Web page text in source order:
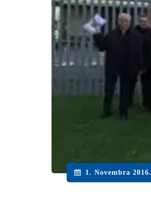
1. Novembra 2016.